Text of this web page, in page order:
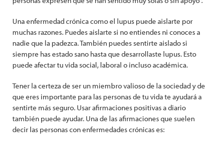
Una enfermedad crónica como el lupus puede aislarte por
muchas razones. Puedes aislarte si no entiendes ni conoces a
nadie que la padezca. También puedes sentirte aislado si
siempre has estado sano hasta que desarrollaste lupus. Esto
puede afectar tu vida social, laboral o incluso académica.
Tener la certeza de ser un miembro valioso de la sociedad y de
que eres importante para las personas de tu vida te ayudará a
sentirte más seguro. Usar afirmaciones positivas a diario
también puede ayudar. Una de las afirmaciones que suelen
decir las personas con enfermedades crónicas es: